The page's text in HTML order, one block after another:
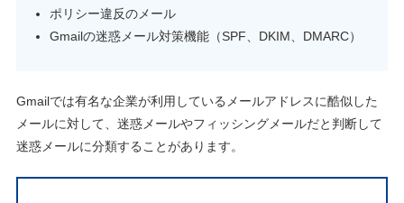
ポリシー違反のメール
Gmailの迷惑メール対策機能（SPF、DKIM、DMARC）
Gmailでは有名な企業が利用しているメールアドレスに酷似した
メールに対して、迷惑メールやフィッシングメールだと判断して
迷惑メールに分類することがあります。